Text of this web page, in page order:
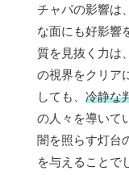
チャパの影響は
な面にも好影響
質を見抜く力は
の視界をクリア
しても、 冷静な
の人々を導いて
闇を照らす灯台
を与えることで